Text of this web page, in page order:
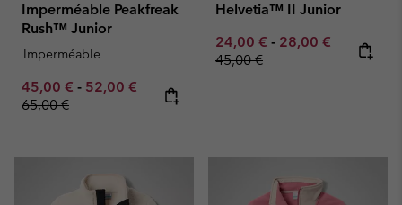
Imperméable Peakfreak
Rush™ Junior
Imperméable
Minimum sale price:
45,00 € - Maximum sale price:
52,00 € Regular price:
65,00 €
Helvetia™ II Junior
Minimum sale price:
24,00 € - Maximum sale
28,00 € Regular
45,00 €